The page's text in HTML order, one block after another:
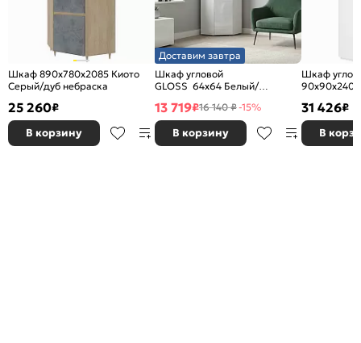
Шкаф 890x780x2085 Киото
Серый/дуб небраска
25 260₽
В корзину
Доставим завтра
Шкаф угловой
GLOSS 64х64 Белый/
13 719₽16 140 ₽-15%
В корзину
Шкаф
90х90х240
31 426₽
В